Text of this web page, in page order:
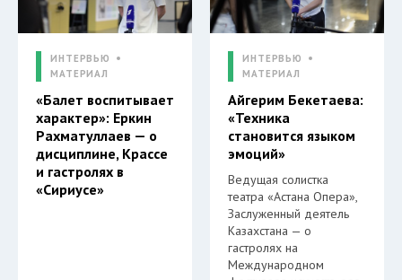
ИНТЕРВЬЮ
МАТЕРИАЛ
«Балет воспитывает
характер»: Еркин
Рахматуллаев — о
дисциплине, Крассе
и гастролях в
«Сириусе»
ИНТЕРВЬЮ
МАТЕРИАЛ
Айгерим Бекетаева:
«Техника
становится языком
эмоций»
Ведущая солистка
театра «Астана Опера»,
Заслуженный деятель
Казахстана — о
гастролях на
Международном